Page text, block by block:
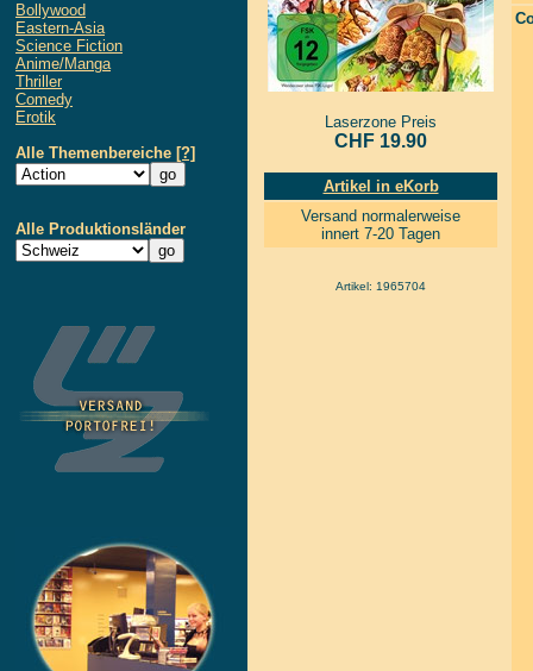
Bollywood
Eastern-Asia
Science Fiction
Anime/Manga
Thriller
Comedy
Erotik
Alle Themenbereiche [?]
Alle Produktionsländer
Laserzone Preis
CHF 19.90
Artikel in eKorb
Versand normalerweise
innert 7-20 Tagen
Artikel: 1965704